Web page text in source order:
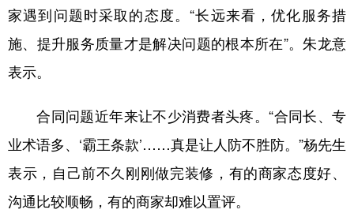
家遇到问题时采取的态度。“长远来看，优化服务措
施、提升服务质量才是解决问题的根本所在”。朱龙意
表示。
合同问题近年来让不少消费者头疼。“合同长、专
业术语多、‘霸王条款’……真是让人防不胜防。”杨先生
表示，自己前不久刚刚做完装修，有的商家态度好、
沟通比较顺畅，有的商家却难以置评。